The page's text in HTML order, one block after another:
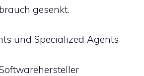
gesenkt.
und Specialized Agents